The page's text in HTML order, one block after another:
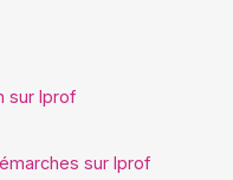
sur Iprof
sur Iprof